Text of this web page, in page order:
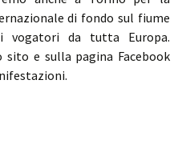
di fondo sul fiume
da tutta Europa.
e sulla pagina Facebook